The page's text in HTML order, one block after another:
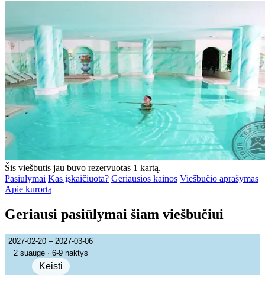
Šis viešbutis jau buvo rezervuotas 1 kartą.
Pasiūlymai Kas įskaičiuota? Geriausios kainos Viešbučio aprašymas
Apie kurortą
Geriausi pasiūlymai šiam viešbučiui
2027-02-20 – 2027-03-06
2 suaugę · 6-9 naktys
Keisti